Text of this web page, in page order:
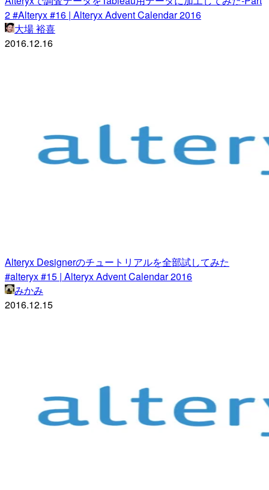
2 #Alteryx #16 | Alteryx Advent Calendar 2016
大場 裕喜
2016.12.16
Alteryx Designerのチュートリアルを全部試してみた
#alteryx #15 | Alteryx Advent Calendar 2016
みかみ
2016.12.15